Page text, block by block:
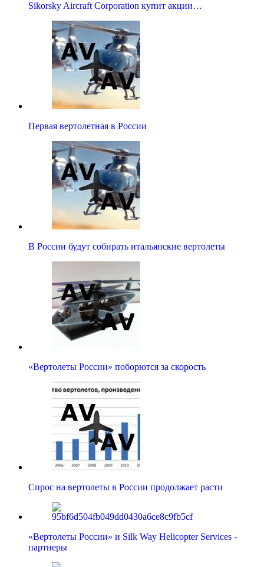
Sikorsky Aircraft Corporation купит акции…
Первая вертолетная в России
В России будут собирать итальянские вертолеты
«Вертолеты России» поборются за скорость
Спрос на вертолеты в России продолжает расти
«Вертолеты России» и Silk Way Helicopter Services -
партнеры